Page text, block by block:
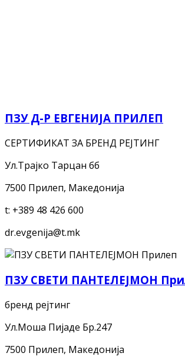
ПЗУ Д-Р ЕВГЕНИЈА ПРИЛЕП
СЕРТИФИКАТ ЗА БРЕНД РЕЈТИНГ
Ул.Трајко Тарцан бб
7500 Прилеп, Македонија
t: +389 48 426 600
dr.evgenija@t.mk
ПЗУ СВЕТИ ПАНТЕЛЕЈМОН
бренд рејтинг
Ул.Моша Пијаде Бр.247
7500 Прилеп, Македонија